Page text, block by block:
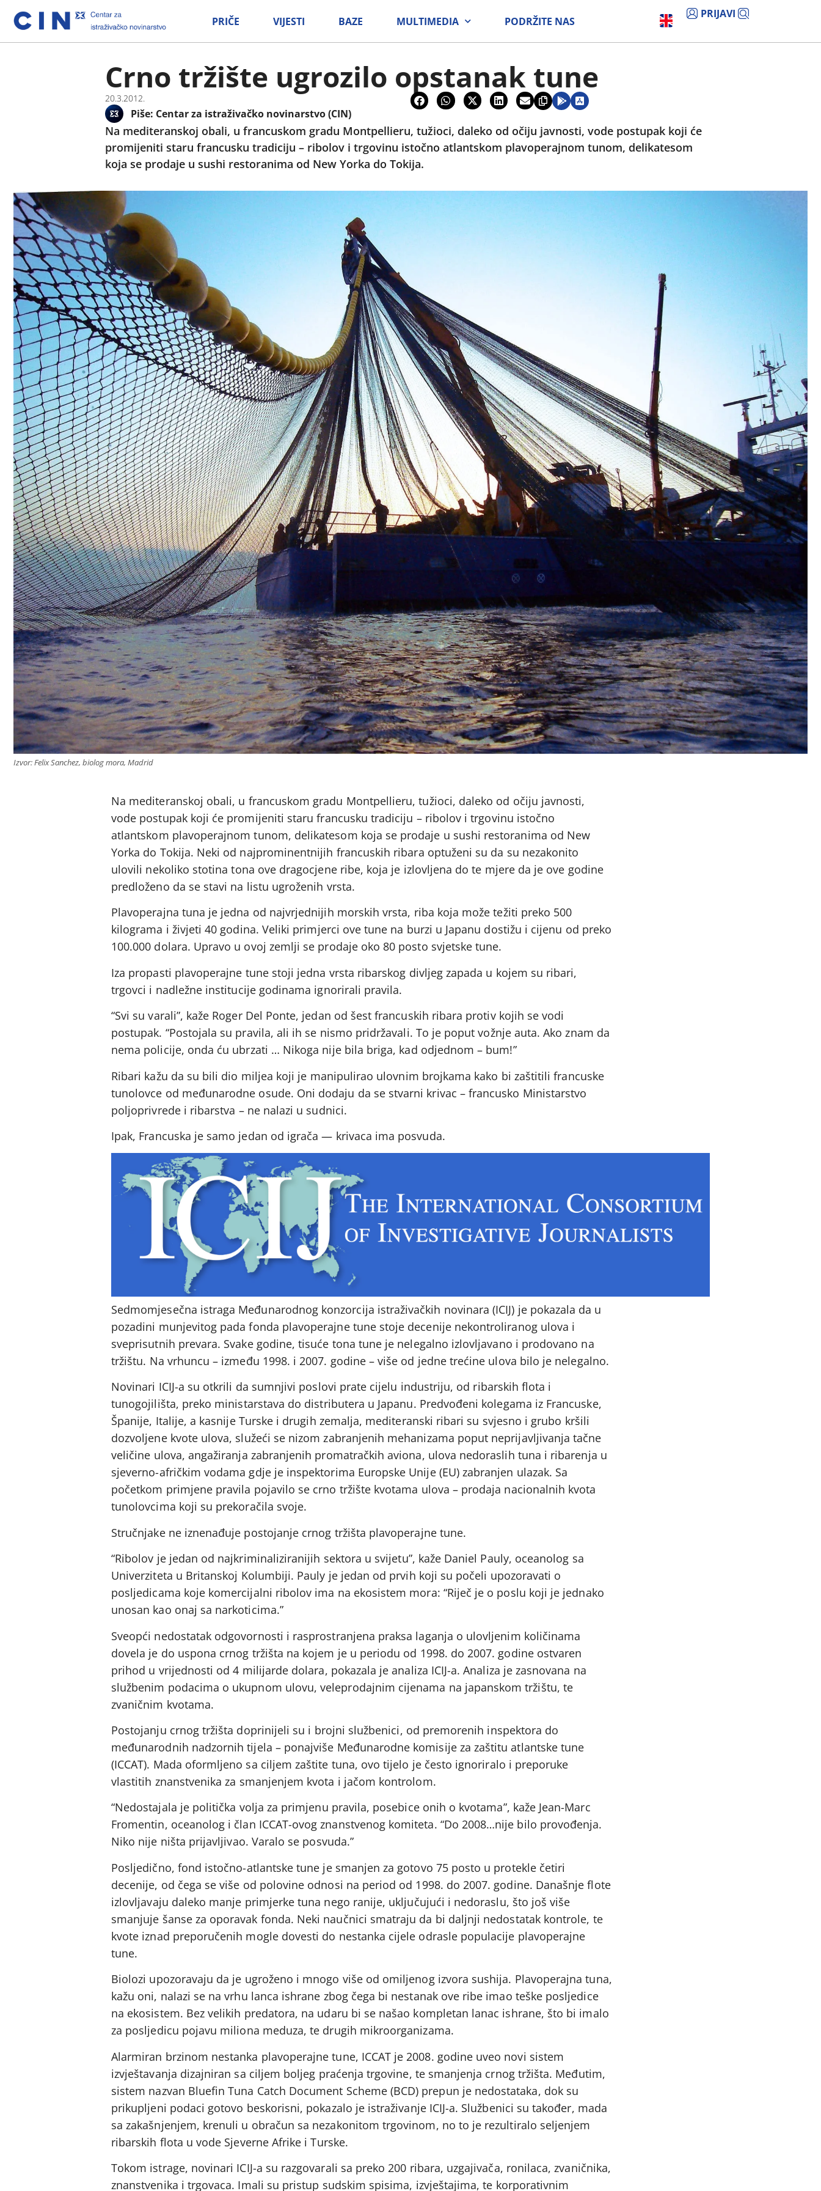
PRIČE VIJESTI BAZE MULTIMEDIA PODRŽITE NAS
PRIJAVI
Crno tržište ugrozilo opstanak tune
20.3.2012.
Piše: Centar za istraživačko novinarstvo (CIN)
Na mediteranskoj obali, u francuskom gradu Montpellieru, tužioci, daleko od očiju javnosti, vode postupak koji će
promijeniti staru francusku tradiciju – ribolov i trgovinu istočno atlantskom plavoperajnom tunom, delikatesom
koja se prodaje u sushi restoranima od New Yorka do Tokija.
Izvor: Felix Sanchez, biolog mora, Madrid
Na mediteranskoj obali, u francuskom gradu Montpellieru, tužioci, daleko od očiju javnosti,
vode postupak koji će promijeniti staru francusku tradiciju – ribolov i trgovinu istočno
atlantskom plavoperajnom tunom, delikatesom koja se prodaje u sushi restoranima od New
Yorka do Tokija. Neki od najprominentnijih francuskih ribara optuženi su da su nezakonito
ulovili nekoliko stotina tona ove dragocjene ribe, koja je izlovljena do te mjere da je ove godine
predloženo da se stavi na listu ugroženih vrsta.
Plavoperajna tuna je jedna od najvrjednijih morskih vrsta, riba koja može težiti preko 500
kilograma i živjeti 40 godina. Veliki primjerci ove tune na burzi u Japanu dostižu i cijenu od preko
100.000 dolara. Upravo u ovoj zemlji se prodaje oko 80 posto svjetske tune.
Iza propasti plavoperajne tune stoji jedna vrsta ribarskog divljeg zapada u kojem su ribari,
trgovci i nadležne institucije godinama ignorirali pravila.
“Svi su varali”, kaže Roger Del Ponte, jedan od šest francuskih ribara protiv kojih se vodi
postupak. “Postojala su pravila, ali ih se nismo pridržavali. To je poput vožnje auta. Ako znam da
nema policije, onda ću ubrzati … Nikoga nije bila briga, kad odjednom – bum!”
Ribari kažu da su bili dio miljea koji je manipulirao ulovnim brojkama kako bi zaštitili francuske
tunolovce od međunarodne osude. Oni dodaju da se stvarni krivac – francusko Ministarstvo
poljoprivrede i ribarstva – ne nalazi u sudnici.
Ipak, Francuska je samo jedan od igrača — krivaca ima posvuda.
Sedmomjesečna istraga Međunarodnog konzorcija istraživačkih novinara (ICIJ) je pokazala da u
pozadini munjevitog pada fonda plavoperajne tune stoje decenije nekontroliranog ulova i
sveprisutnih prevara. Svake godine, tisuće tona tune je nelegalno izlovljavano i prodovano na
tržištu. Na vrhuncu – između 1998. i 2007. godine – više od jedne trećine ulova bilo je nelegalno.
Novinari ICIJ-a su otkrili da sumnjivi poslovi prate cijelu industriju, od ribarskih flota i
tunogojilišta, preko ministarstava do distributera u Japanu. Predvođeni kolegama iz Francuske,
Španije, Italije, a kasnije Turske i drugih zemalja, mediteranski ribari su svjesno i grubo kršili
dozvoljene kvote ulova, služeći se nizom zabranjenih mehanizama poput neprijavljivanja tačne
veličine ulova, angažiranja zabranjenih promatračkih aviona, ulova nedoraslih tuna i ribarenja u
sjeverno-afričkim vodama gdje je inspektorima Europske Unije (EU) zabranjen ulazak. Sa
početkom primjene pravila pojavilo se crno tržište kvotama ulova – prodaja nacionalnih kvota
tunolovcima koji su prekoračila svoje.
Stručnjake ne iznenađuje postojanje crnog tržišta plavoperajne tune.
“Ribolov je jedan od najkriminaliziranijih sektora u svijetu”, kaže Daniel Pauly, oceanolog sa
Univerziteta u Britanskoj Kolumbiji. Pauly je jedan od prvih koji su počeli upozoravati o
posljedicama koje komercijalni ribolov ima na ekosistem mora: “Riječ je o poslu koji je jednako
unosan kao onaj sa narkoticima.”
Sveopći nedostatak odgovornosti i rasprostranjena praksa laganja o ulovljenim količinama
dovela je do uspona crnog tržišta na kojem je u periodu od 1998. do 2007. godine ostvaren
prihod u vrijednosti od 4 milijarde dolara, pokazala je analiza ICIJ-a. Analiza je zasnovana na
službenim podacima o ukupnom ulovu, veleprodajnim cijenama na japanskom tržištu, te
zvaničnim kvotama.
Postojanju crnog tržišta doprinijeli su i brojni službenici, od premorenih inspektora do
međunarodnih nadzornih tijela – ponajviše Međunarodne komisije za zaštitu atlantske tune
(ICCAT). Mada oformljeno sa ciljem zaštite tuna, ovo tijelo je često ignoriralo i preporuke
vlastitih znanstvenika za smanjenjem kvota i jačom kontrolom.
“Nedostajala je politička volja za primjenu pravila, posebice onih o kvotama”, kaže Jean-Marc
Fromentin, oceanolog i član ICCAT-ovog znanstvenog komiteta. “Do 2008…nije bilo provođenja.
Niko nije ništa prijavljivao. Varalo se posvuda.”
Posljedično, fond istočno-atlantske tune je smanjen za gotovo 75 posto u protekle četiri
decenije, od čega se više od polovine odnosi na period od 1998. do 2007. godine. Današnje flote
izlovljavaju daleko manje primjerke tuna nego ranije, uključujući i nedoraslu, što još više
smanjuje šanse za oporavak fonda. Neki naučnici smatraju da bi daljnji nedostatak kontrole, te
kvote iznad preporučenih mogle dovesti do nestanka cijele odrasle populacije plavoperajne
tune.
Biolozi upozoravaju da je ugroženo i mnogo više od omiljenog izvora sushija. Plavoperajna tuna,
kažu oni, nalazi se na vrhu lanca ishrane zbog čega bi nestanak ove ribe imao teške posljedice
na ekosistem. Bez velikih predatora, na udaru bi se našao kompletan lanac ishrane, što bi imalo
za posljedicu pojavu miliona meduza, te drugih mikroorganizama.
Alarmiran brzinom nestanka plavoperajne tune, ICCAT je 2008. godine uveo novi sistem
izvještavanja dizajniran sa ciljem boljeg praćenja trgovine, te smanjenja crnog tržišta. Međutim,
sistem nazvan Bluefin Tuna Catch Document Scheme (BCD) prepun je nedostataka, dok su
prikupljeni podaci gotovo beskorisni, pokazalo je istraživanje ICIJ-a. Službenici su također, mada
sa zakašnjenjem, krenuli u obračun sa nezakonitom trgovinom, no to je rezultiralo seljenjem
ribarskih flota u vode Sjeverne Afrike i Turske.
Tokom istrage, novinari ICIJ-a su razgovarali sa preko 200 ribara, uzgajivača, ronilaca, zvaničnika,
znanstvenika i trgovaca. Imali su pristup sudskim spisima, izvještajima, te korporativnim